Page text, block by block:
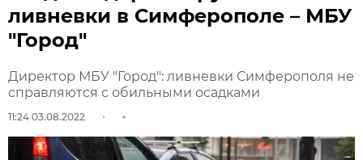
ливневки в Симферополе – МБУ
"Город"
Директор МБУ "Город": ливневки Симферополя не
справляются с обильными осадками
11:24 03.08.2022